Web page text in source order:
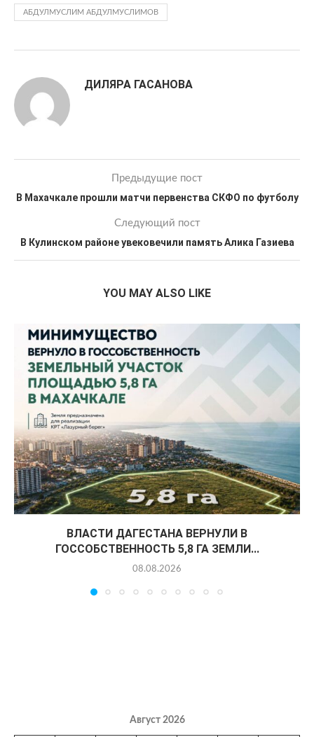
АБДУЛМУСЛИМ АБДУЛМУСЛИМОВ
ДИЛЯРА ГАСАНОВА
Предыдущие пост
В Махачкале прошли матчи первенства СКФО по футболу
Следующий пост
В Кулинском районе увековечили память Алика Газиева
YOU MAY ALSO LIKE
ВЛАСТИ ДАГЕСТАНА ВЕРНУЛИ В
ГОССОБСТВЕННОСТЬ 5,8 ГА ЗЕМЛИ...
08.08.2026
Август 2026